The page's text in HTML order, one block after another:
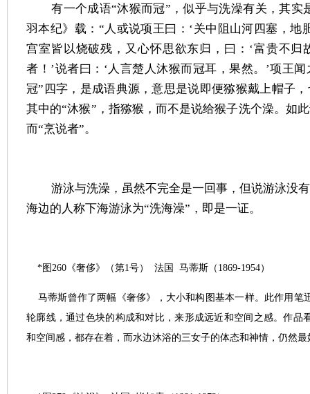
有一个成语“沐猴而冠”，似乎与洗澡有关，其实
羽本纪》载：“人或说项王曰：‘关中阻山河四塞，地
宫室皆以烧破残，又心怀思欲东归，曰：‘富贵不归
者！’说者曰：‘人言楚人沐猴而冠耳，果然。’项王
冠”四字，是成语典源，意思是说即便猕猴戴上帽子
其中的“沐猴”，指猕猴，而不是说给猴子洗个澡。如
而“烹说者”。
游泳与洗澡，虽然不完全是一回事，但说游泳没
海边的人称下海游泳为“洗海澡”，即是一证。
*图260《奢侈》（第1号） 法国 马蒂斯（1869-1954）
马蒂斯曾作了两幅《奢侈》，大小和构图基本一样。此作用笔
轮廓线，通过色块的构成和对比，来形成远近和空间之感。作品
和空间感，都存在着，而水边沐浴的三女子的体态和神情，仍然